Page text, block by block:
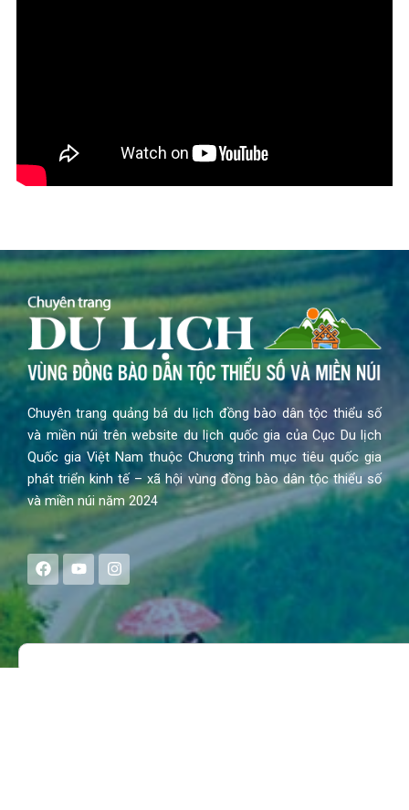
Chuyên trang quảng bá du lịch đồng bào dân tộc thiểu số
và miền núi trên website du lịch quốc gia của Cục Du lịch
Quốc gia Việt Nam thuộc Chương trình mục tiêu quốc gia
phát triển kinh tế – xã hội vùng đồng bào dân tộc thiểu số
và miền núi năm 2024
F
a
c
e
b
o
Y
o
u
t
u
b
I
n
s
a
g
Search